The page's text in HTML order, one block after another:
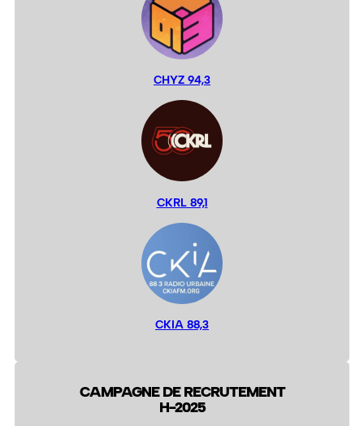
CHYZ 94,3
CKRL 89,1
CKIA 88,3
CAMPAGNE DE RECRUTEMENT
H-2025